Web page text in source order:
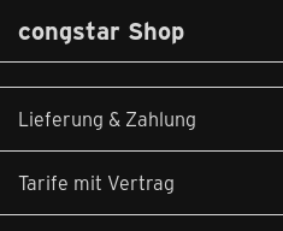
congstar Shop
Lieferung & Zahlung
Tarife mit Vertrag